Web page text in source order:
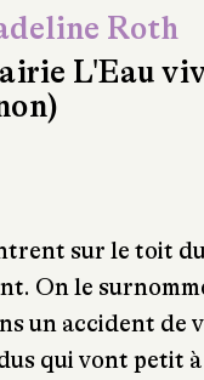
Roth
L'Eau
sur le toit
On le
un accident de
qui vont petit